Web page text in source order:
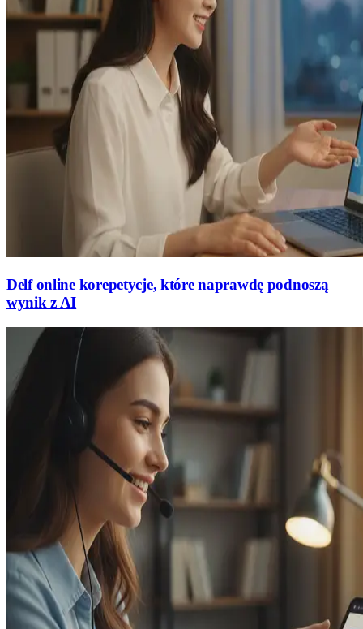
Delf online korepetycje, które naprawdę podnoszą
wynik z AI